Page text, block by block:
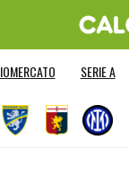
SERIE A